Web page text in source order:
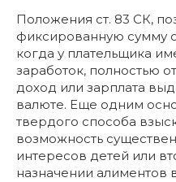
Положения ст. 83 СК,
фиксированную сумму
когда у плательщика
заработок, полностью
доход или зарплата
валюте. Еще одним
твердого способа
возможность
интересов детей или
назначении алиментов